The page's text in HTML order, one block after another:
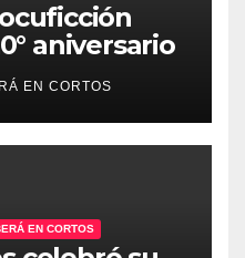
aniversario
EN CORTOS
EN CORTOS